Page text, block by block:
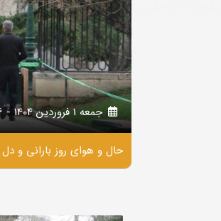
جمعه 1 فروردين 1404 - 14:56
حال و هوای روز بارانی و